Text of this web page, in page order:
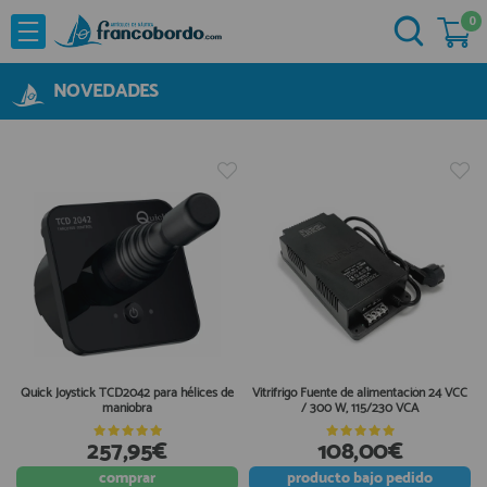
NOVEDADES
OFERTAS
MARCAS
Aforadores e Indicadores
Agua a Bordo
Cabuyeria
Compresores
Confort a Bordo
Deportes Nauticos
Electricidad
Electronica
Embarcaciones
He comprado otras veces aquí
Ya soy cliente
Recordarme ¿Olvidó su contraseña?
Quiero registrarme
0
NOVEDADES
Quick Joystick TCD2042 para hélices de
maniobra
257,95€
comprar
Vitrifrigo Fuente de alimentación 24 VCC
/ 300 W, 115/230 VCA
108,00€
productobajo pedido